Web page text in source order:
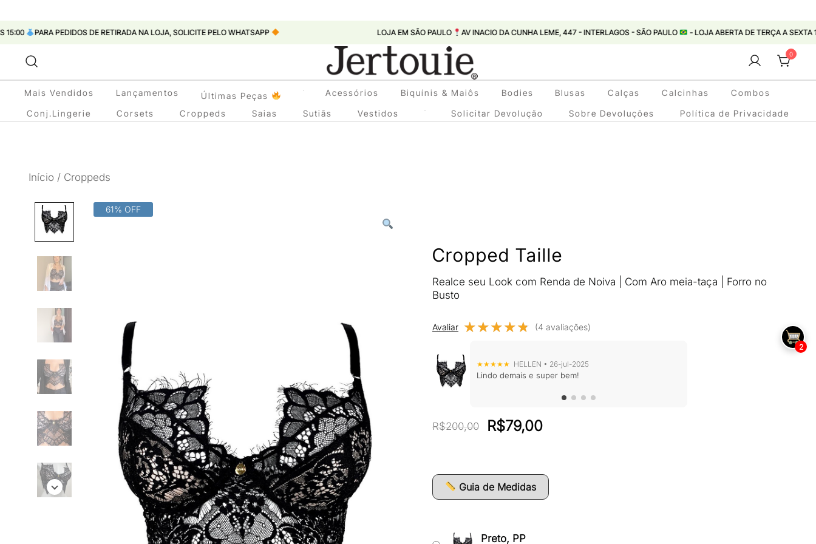
PEDIDOS DE RETIRADA NA LOJA, SOLICITE PELO WHATSAPP LOJA EM SÃO PAULO AV INACIO DA CUNHA LEME, 447 - INTERLAGOS - SÃO PAULO - LOJA ABERTA DE TERÇA A SEXTA 11:00 ÀS
conteúdo
Jertouie
Loja de Roupas Femininas
0
Mais Vendidos Lançamentos Últimas Peças Acessórios Biquínis & Maiôs Bodies Blusas Calças Calcinhas
Combos
Conj.Lingerie
Corsets Croppeds Saias Sutiãs Vestidos Solicitar Devolução Sobre Devoluções Política de Privacidade
Início / Croppeds
61% OFF
Cropped Taille
Realce seu Look com Renda de Noiva | Com Aro meia-taça | Forro no
Busto
Avaliar ★★★★★
★★★★★ (4 avaliações)
★★★★★ HELLEN • 26-jul-2025
Lindo demais e super bem!
R$200,00
O
era:
R$200,00.
R$79,00O
é:
R$79,00.
Guia de Medidas
Preto, PP
2